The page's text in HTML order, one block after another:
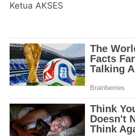
Ketua AKSES